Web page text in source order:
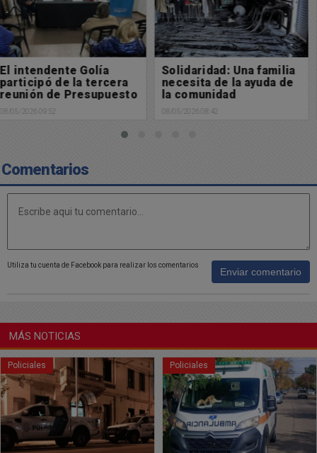
Solidaridad: Una familia
necesita de la ayuda de
la comunidad
08/05/2026 08:42
Se viene una agenda
muy cargada de cosas
linda para el finde
07/05/2026 09:35
Comentarios
Utiliza tu cuenta de Facebook para realizar los comentarios
Enviar comentario
MÁS NOTICIAS
Policiales Policiales